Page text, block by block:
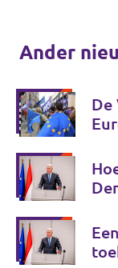
Ander
De